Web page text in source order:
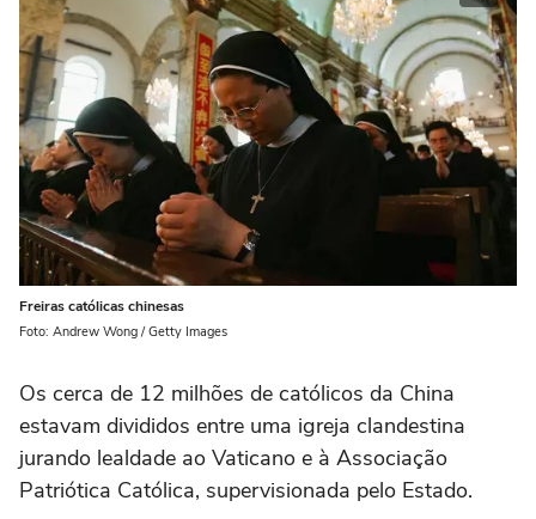
Freiras católicas chinesas
Foto: Andrew Wong / Getty Images
Os cerca de 12 milhões de católicos da China
estavam divididos entre uma igreja clandestina
jurando lealdade ao Vaticano e à Associação
Patriótica Católica, supervisionada pelo Estado.